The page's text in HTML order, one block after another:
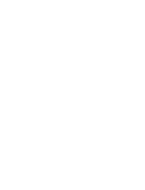
선하기 위해 체계적인 목표 관리, 인사 업무
를 개선하여 효율성을 극대화하였습니다. 주요